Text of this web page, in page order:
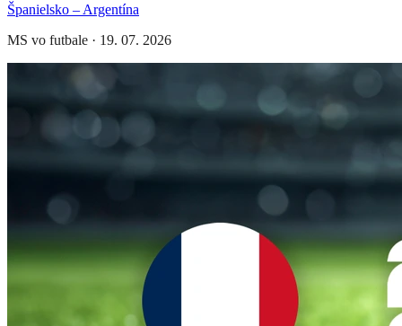
Španielsko – Argentína
MS vo futbale · 19. 07. 2026